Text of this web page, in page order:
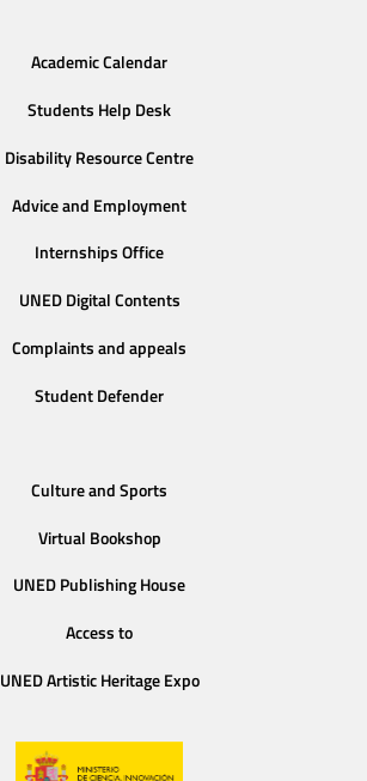
Academic Calendar
Students Help Desk
Disability Resource Centre
Advice and Employment
Internships Office
UNED Digital Contents
Complaints and appeals
Student Defender
Culture and Sports
Virtual Bookshop
UNED Publishing House
Access to
UNED Artistic Heritage Expo